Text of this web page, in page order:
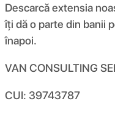
Descarcă extensia
îți dă o parte din banii
înapoi.
VAN CONSULTING
CUI: 39743787